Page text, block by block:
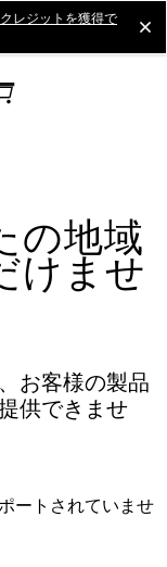
レジットを獲得で
の地域
けませ
お客様の製品
供できませ
ートされていませ